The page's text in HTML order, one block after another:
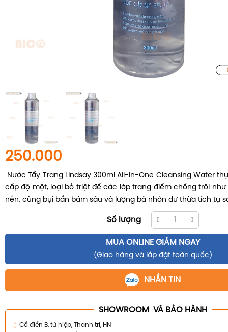
250.000
Nước Tẩy Trang Lindsay 300ml All-In-One Cleansing Water
cấp độ một, loại bỏ triệt để các lớp trang điểm chống trôi như
nền, cùng bụi bẩn bám sâu và lượng bã nhờn dư thừa tích tụ
Số lượng
MUA ONLINE GIẢM NGAY
(Giao hàng và lắp đặt toàn quốc)
NHẮN TIN
SHOWROOM VÀ BẢO HÀNH
Cổ điển B, tứ hiệp, Thanh trì, HN